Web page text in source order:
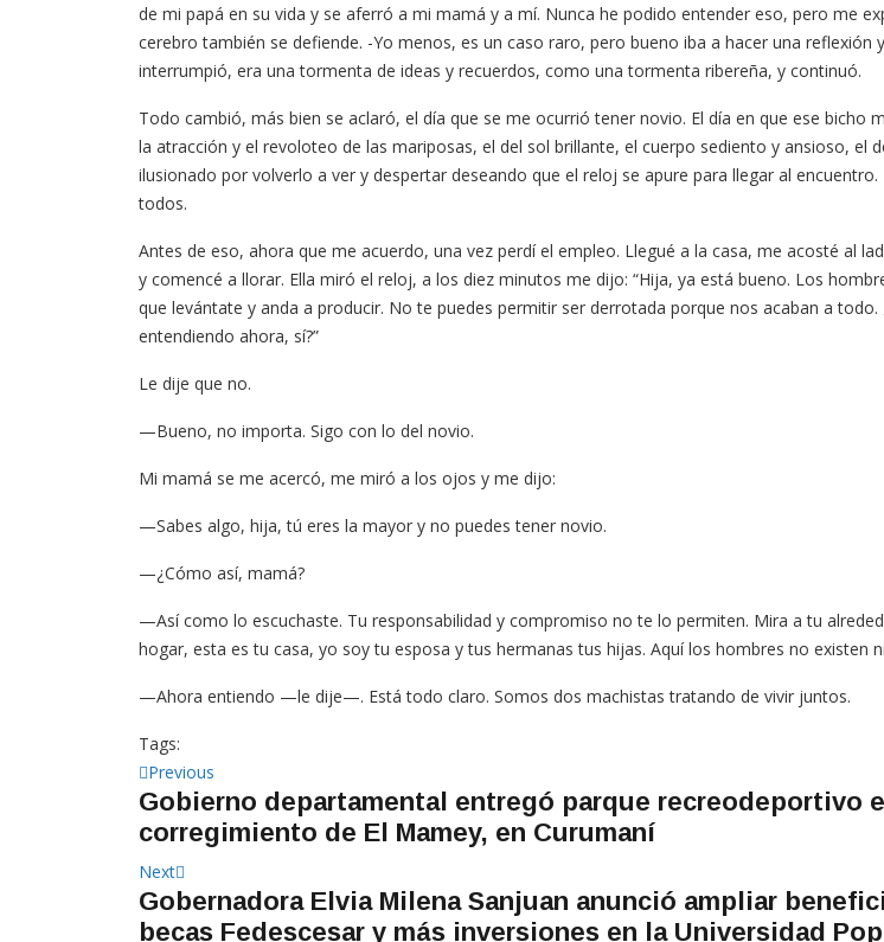
de mi papá en su vida y se aferró a mi mamá y a mí. Nunca he podido entender eso, pero me
cerebro también se defiende. -Yo menos, es un caso raro, pero bueno iba a hacer una reflexión
interrumpió, era una tormenta de ideas y recuerdos, como una tormenta ribereña, y continuó.
Todo cambió, más bien se aclaró, el día que se me ocurrió tener novio. El día en que ese bicho
la atracción y el revoloteo de las mariposas, el del sol brillante, el cuerpo sediento y ansioso, el
ilusionado por volverlo a ver y despertar deseando que el reloj se apure para llegar al encuentro.
todos.
Antes de eso, ahora que me acuerdo, una vez perdí el empleo. Llegué a la casa, me acosté al
y comencé a llorar. Ella miró el reloj, a los diez minutos me dijo: “Hija, ya está bueno. Los
que levántate y anda a producir. No te puedes permitir ser derrotada porque nos acaban a todo.
entendiendo ahora, sí?”
Le dije que no.
—Bueno, no importa. Sigo con lo del novio.
Mi mamá se me acercó, me miró a los ojos y me dijo:
—Sabes algo, hija, tú eres la mayor y no puedes tener novio.
—¿Cómo así, mamá?
—Así como lo escuchaste. Tu responsabilidad y compromiso no te lo permiten. Mira a tu
hogar, esta es tu casa, yo soy tu esposa y tus hermanas tus hijas. Aquí los hombres no existen
—Ahora entiendo —le dije—. Está todo claro. Somos dos machistas tratando de vivir juntos.
Tags:
Navegación
de
entradas
Previous
post:
Gobierno departamental entregó parque recreodeportivo
corregimiento de El Mamey, en Curumaní
Next
post:
Gobernadora Elvia Milena Sanjuan anunció ampliar
becas Fedescesar y más inversiones en la Universidad